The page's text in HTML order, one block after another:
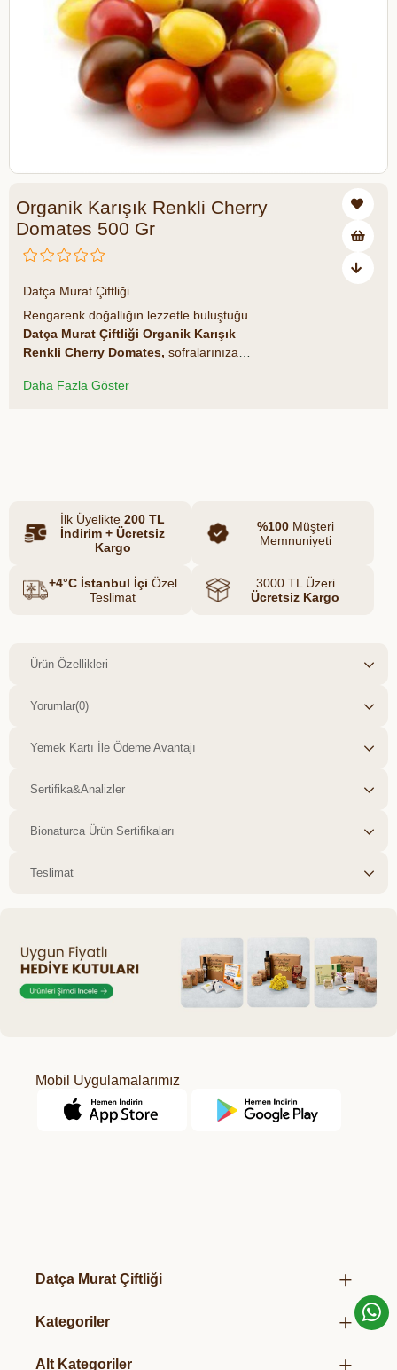
Organik Karışık Renkli Cherry
Domates 500 Gr
Datça Murat Çiftliği
Rengarenk doğallığın lezzetle buluştuğu
Datça Murat Çiftliği Organik Karışık
Renkli Cherry Domates, sofralarınıza
ve turuncu gibi farklı renkte cherry
Daha Fazla Göster
İlk Üyelikte 200 TL
İndirim + Ücretsiz
Kargo
%100Müşteri
Memnuniyeti
+4°C İstanbul İçi Özel
Teslimat
3000 TL Üzeri
Ücretsiz Kargo
Ürün Özellikleri
Yorumlar(0)
Yemek Kartı İle Ödeme Avantajı
Sertifika&Analizler
Bionaturca Ürün Sertifikaları
Teslimat
Mobil Uygulamalarımız
Datça Murat Çiftliği
Mağazalarımız
Üretim Felsefemiz
Kategoriler
Alt Kategoriler